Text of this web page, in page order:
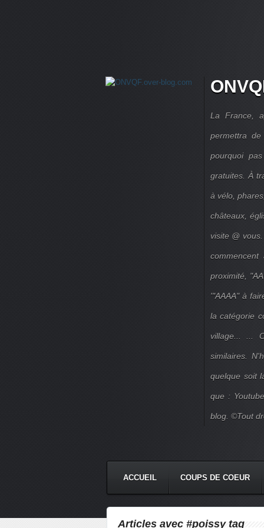
La France,
permettra
pourquoi
gratuites. À
à vélo,
châteaux,
visite @
proximité,
'"AAAA" à
la catégorie
village... ...
similaires.
quelque soit
que :
blog. ©Tout
ACCUEIL COUPS DE COEUR
Articles avec #poissy tag